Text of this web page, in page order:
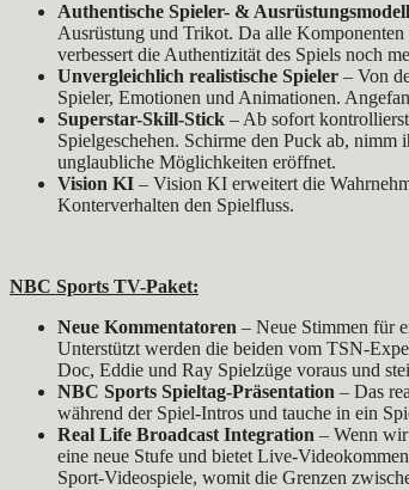
Authentische Spieler- &
Ausrüstung und Trikot. Da alle
verbessert die Authentizität des Spiels noch
Unvergleichlich realistische Spieler – Von
Spieler, Emotionen und Animationen.
Superstar-Skill-Stick – Ab sofort
Spielgeschehen. Schirme den Puck ab,
unglaubliche Möglichkeiten eröffnet.
Vision KI – Vision KI erweitert die
Konterverhalten den Spielfluss.
NBC Sports TV-Paket:
Neue Kommentatoren – Neue Stimmen für
Unterstützt werden die beiden vom TSN-
Doc, Eddie und Ray Spielzüge voraus und
NBC Sports Spieltag-Präsentation – Das
während der Spiel-Intros und tauche in ein
Real Life Broadcast Integration – Wenn
eine neue Stufe und bietet Live-
Sport-Videospiele, womit die Grenzen